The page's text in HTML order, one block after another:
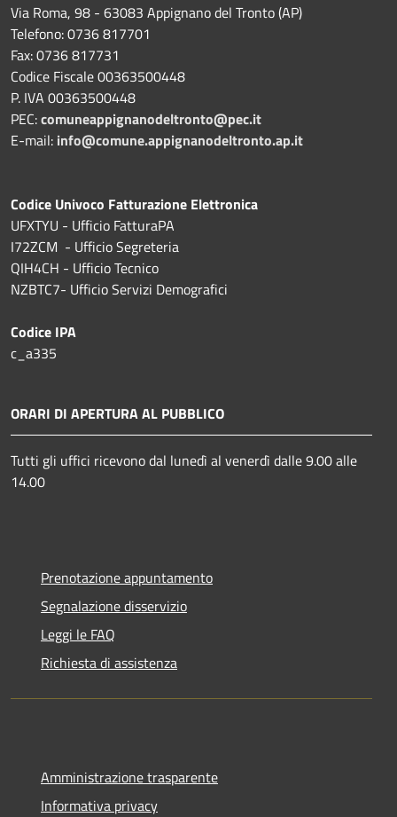
Via Roma, 98 - 63083 Appignano del Tronto (AP)
Telefono: 0736 817701
Fax: 0736 817731
Codice Fiscale 00363500448
P. IVA 00363500448
PEC:comuneappignanodeltronto@pec.it
E-mail: info@comune.appignanodeltronto.ap.it
Codice Univoco Fatturazione Elettronica
UFXTYU - Ufficio FatturaPA
I72ZCM - Ufficio Segreteria
QIH4CH - Ufficio Tecnico
NZBTC7- Ufficio Servizi Demografici
Codice IPA
c_a335
ORARI DI APERTURA AL PUBBLICO
Tutti gli uffici ricevono dal lunedì al venerdì dalle 9.00 alle
14.00
Prenotazione appuntamento
Segnalazione disservizio
Leggi le FAQ
Richiesta di assistenza
Amministrazione trasparente
Informativa privacy